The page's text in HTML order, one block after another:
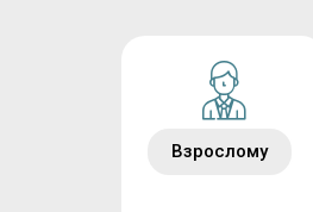
Взрослому